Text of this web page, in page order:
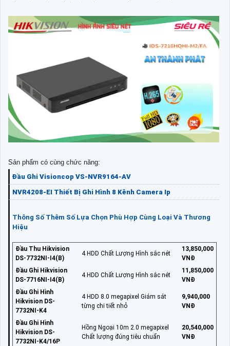
Sản phẩm có cùng chức năng:
Đầu Ghi Visioncop VS-NVR9164-AV
NVR4208-EI Thiết Bị Ghi Hình 8 Kênh Camera Ip
Thông Số Thêm Số Lựa Chọn Phù Hợp Cùng Loại Và Thương
Hiệu
Đầu Thu Hikvision
DS-7732NI-I4(B)
4 HDD Chất Lượng Hình sắc nét
13,850,000
VNĐ
Đầu Ghi Hikvision
DS-7716NI-I4(B)
4 HDD Chất Lượng Hình sắc nét
11,850,000
VNĐ
Đầu Ghi Hình
Hikvision DS-
7732NI-K4
4 HDD 8.0 megapixel Giám sát
từng chi tiết nhỏ
9,940,000
VNĐ
Đầu Ghi Hình
Hikvision DS-
7732NI-K4/16P
Hồng Ngoại 10m 2.0 megapixel
Chất lượng đúng tiêu chuẩn
20,540,000
VNĐ